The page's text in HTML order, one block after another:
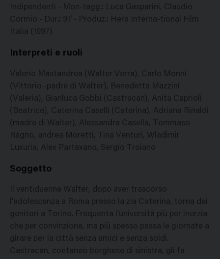
Indipendenti - Mon-tagg.: Luca Gasparini, Claudio
Cormio - Dur.: 91' - Produz.: Hera Interna-tional Film
Italia (1997)
Interpreti e ruoli
Valerio Mastandrea (Walter Verra), Carlo Monni
(Vittorio -padre di Walter), Benedetta Mazzini
(Valeria), Gianluca Gobbi (Castracan), Anita Caprioli
(Beatrice), Caterina Caselli (Caterina), Adriana Rinaldi
(madre di Walter), Alessandra Casella, Tommaso
Ragno, andrea Moretti, Tina Venturi, Wladimir
Luxuria, Alex Partexano, Sergio Troiano
Soggetto
Il ventiduenne Walter, dopo aver trascorso
l'adolescenza a Roma presso la zia Caterina, torna dai
genitori a Torino. Frequenta l'università più per inerzia
che per convinzione, ma più spesso passa le giornate a
girare per la città senza amici e senza soldi.
Castracan, coetaneo borghese di sinistra, gli fa